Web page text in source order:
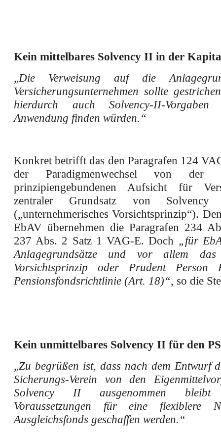
Kein mittelbares Solvency II in der
„Die Verweisung auf die
Versicherungsunternehmen sollte
hierdurch auch Solvency-II-
Anwendung finden würden.“
Konkret betrifft das den Paragrafen 124
der Paradigmenwechsel von der
prinzipiengebundenen Aufsicht für
zentraler Grundsatz von
(„unternehmerisches Vorsichtsprinzip“).
EbAV übernehmen die Paragrafen 234
237 Abs. 2 Satz 1 VAG-E. Doch „für
Anlagegrundsätze und vor allem das
Vorsichtsprinzip oder Prudent Person
Pensionsfondsrichtlinie (Art. 18)“, so die
Kein unmittelbares Solvency II für den
„Zu begrüßen ist, dass nach dem Entwurf
Sicherungs-Verein von den
Solvency II ausgenommen
Voraussetzungen für eine flexiblere
Ausgleichsfonds geschaffen werden.“